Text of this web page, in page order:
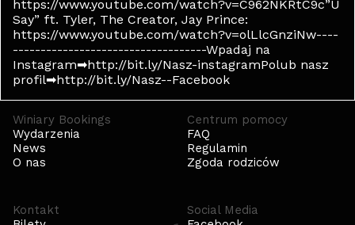
https://www.youtube.com/watch?v=C962NKRtC9c”U
Say” ft. Tyler, The Creator, Jay Prince:
https://www.youtube.com/watch?v=olLlcGnziNw----
-----------------------------------Wpadaj na
Instagram➡http://bit.ly/Nasz-instagramPolub nasz
profil➡http://bit.ly/Nasz--Facebook
Winiary Bookings
Wydarzenia
News
O nas
Centrum pomocy
FAQ
Regulamin
Zgoda rodziców
Kontakt
Social Media